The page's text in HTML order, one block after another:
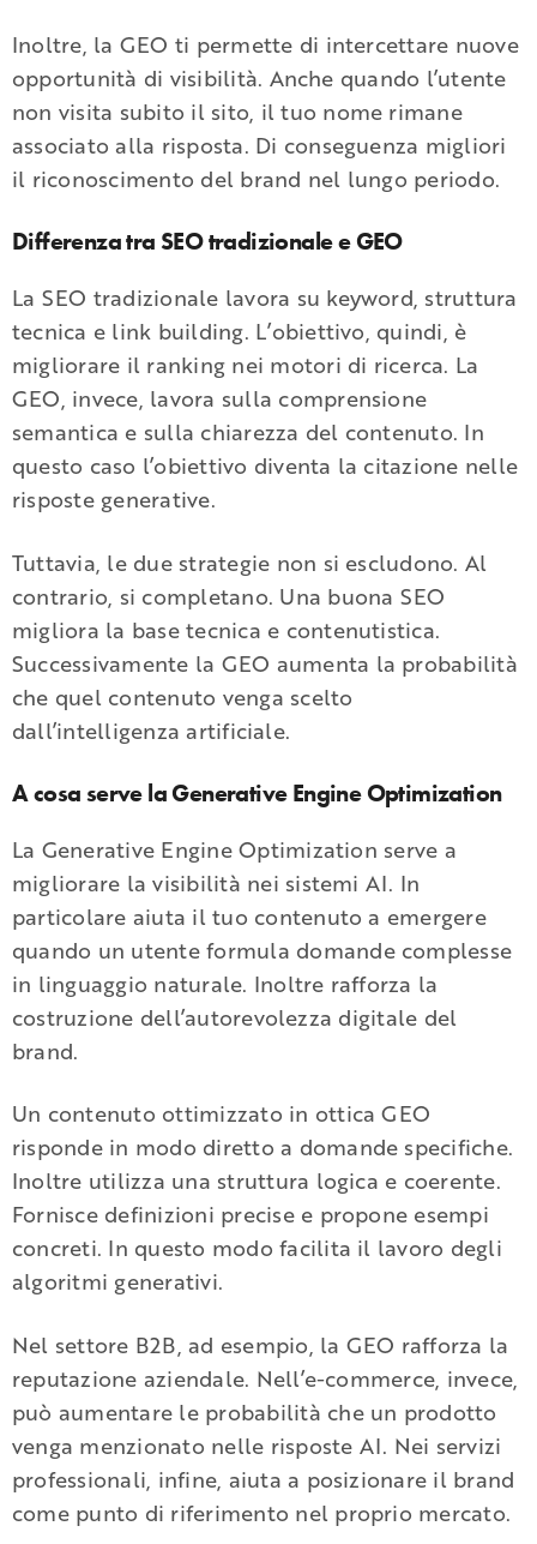
Inoltre, la GEO ti permette di intercettare nuove
opportunità di visibilità. Anche quando l’utente
non visita subito il sito, il tuo nome rimane
associato alla risposta. Di conseguenza migliori
il riconoscimento del brand nel lungo periodo.
Differenza tra SEO tradizionale e GEO
La SEO tradizionale lavora su keyword, struttura
tecnica e link building. L’obiettivo, quindi, è
migliorare il ranking nei motori di ricerca. La
GEO, invece, lavora sulla comprensione
semantica e sulla chiarezza del contenuto. In
questo caso l’obiettivo diventa la citazione nelle
risposte generative.
Tuttavia, le due strategie non si escludono. Al
contrario, si completano. Una buona SEO
migliora la base tecnica e contenutistica.
Successivamente la GEO aumenta la probabilità
che quel contenuto venga scelto
dall’intelligenza artificiale.
A cosa serve la Generative Engine Optimization
La Generative Engine Optimization serve a
migliorare la visibilità nei sistemi AI. In
particolare aiuta il tuo contenuto a emergere
quando un utente formula domande complesse
in linguaggio naturale. Inoltre rafforza la
costruzione dell’autorevolezza digitale del
brand.
Un contenuto ottimizzato in ottica GEO
risponde in modo diretto a domande specifiche.
Inoltre utilizza una struttura logica e coerente.
Fornisce definizioni precise e propone esempi
concreti. In questo modo facilita il lavoro degli
algoritmi generativi.
Nel settore B2B, ad esempio, la GEO rafforza la
reputazione aziendale. Nell’e-commerce, invece,
può aumentare le probabilità che un prodotto
venga menzionato nelle risposte AI. Nei servizi
professionali, infine, aiuta a posizionare il brand
come punto di riferimento nel proprio mercato.